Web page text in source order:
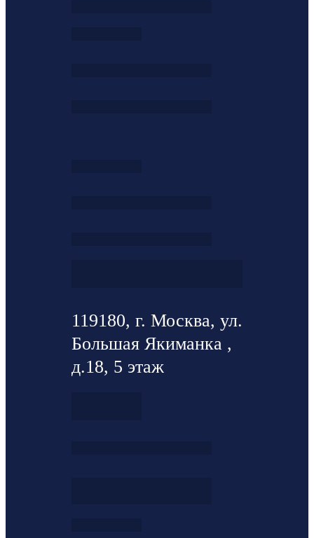
119180, г. Москва, ул.
Большая Якиманка ,
д.18, 5 этаж